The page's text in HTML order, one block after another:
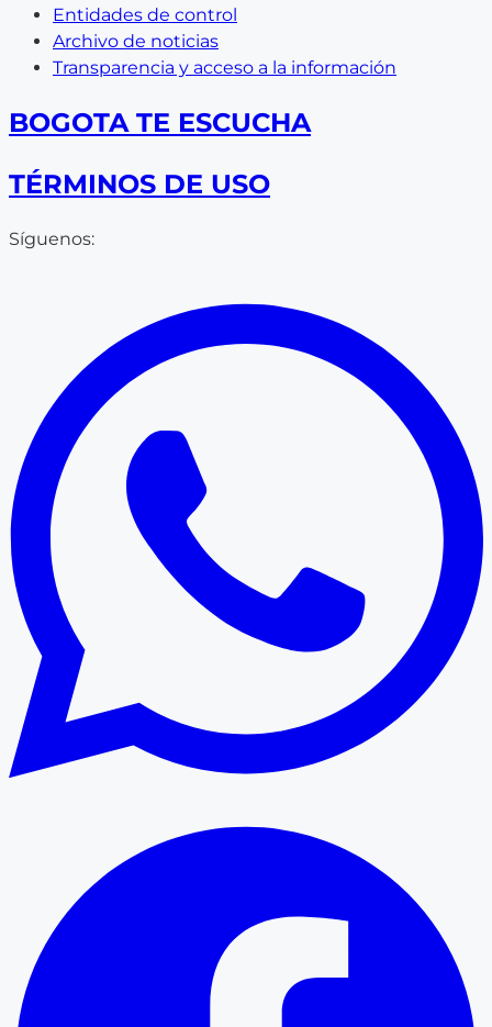
Entidades de control
Archivo de noticias
Transparencia y acceso a la información
BOGOTA TE ESCUCHA
TÉRMINOS DE USO
Síguenos: